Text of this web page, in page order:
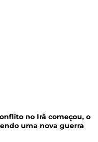
no Irã começou, o
uma nova guerra